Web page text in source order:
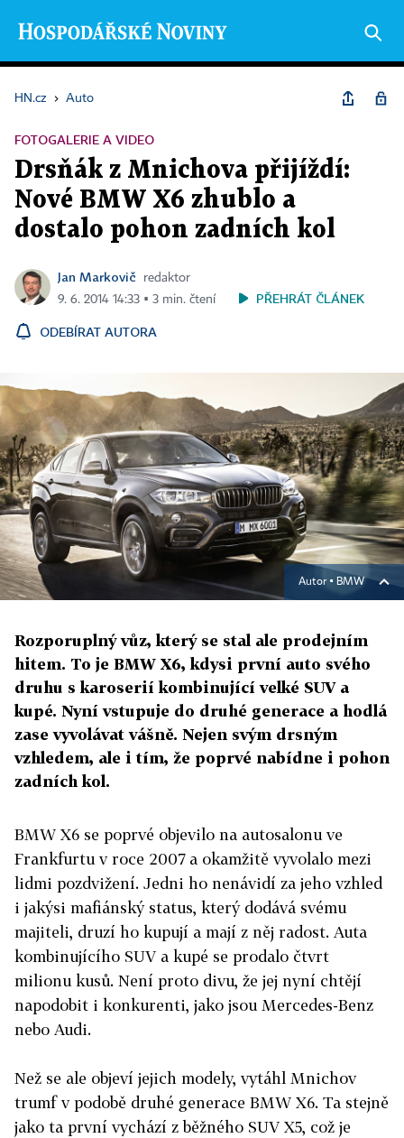
HN.cz › Auto
FOTOGALERIE A VIDEO
Drsňák z Mnichova přijíždí:
Nové BMW X6 zhublo a
dostalo pohon zadních kol
Jan Markovič
redaktor
9. 6. 2014 14:33 ▪ 3 min. čtení
PŘEHRÁT ČLÁNEK
ODEBÍRAT AUTORA
Autor ▪ BMW
Rozporuplný vůz, který se stal ale prodejním
hitem. To je BMW X6, kdysi první auto svého
druhu s karoserií kombinující velké SUV a
kupé. Nyní vstupuje do druhé generace a hodlá
zase vyvolávat vášně. Nejen svým drsným
vzhledem, ale i tím, že poprvé nabídne i pohon
zadních kol.
BMW X6 se poprvé objevilo na autosalonu ve
Frankfurtu v roce 2007 a okamžitě vyvolalo mezi
lidmi pozdvižení. Jedni ho nenávidí za jeho vzhled
i jakýsi mafiánský status, který dodává svému
majiteli, druzí ho kupují a mají z něj radost. Auta
kombinujícího SUV a kupé se prodalo čtvrt
milionu kusů. Není proto divu, že jej nyní chtějí
napodobit i konkurenti, jako jsou Mercedes-Benz
nebo Audi.
Než se ale objeví jejich modely, vytáhl Mnichov
trumf v podobě druhé generace BMW X6. Ta stejně
jako ta první vychází z běžného SUV X5, což je